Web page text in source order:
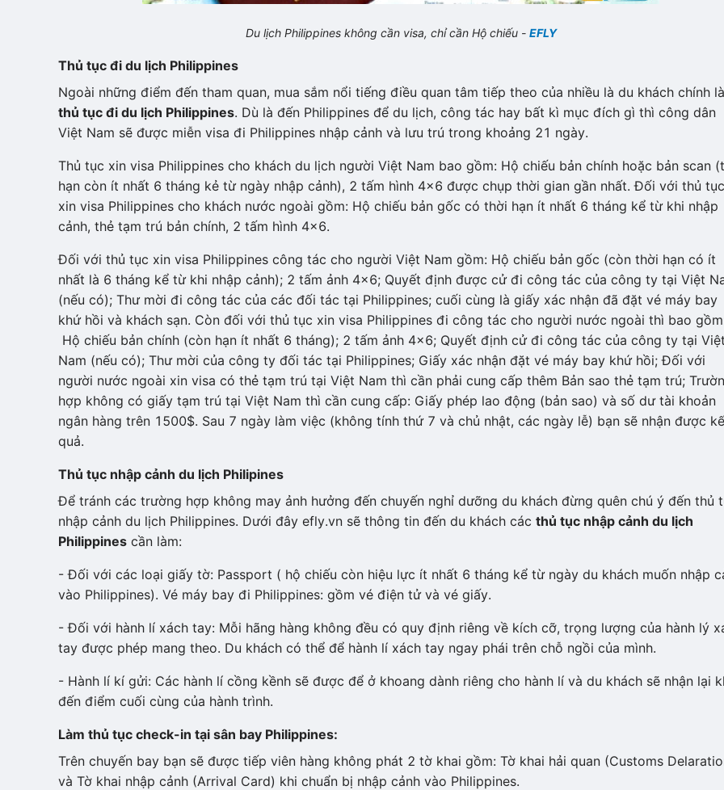
Du lịch Philippines không cần visa, chỉ cần Hộ chiếu - EFLY
Thủ tục đi du lịch Philippines
Ngoài những điểm đến tham quan, mua sắm nổi tiếng điều quan tâm tiếp theo của nhiều là du khách chính là
thủ tục đi du lịch Philippines. Dù là đến Philippines để du lịch, công tác hay bất kì mục đích gì thì công dân
Việt Nam sẽ được miễn visa đi Philippines nhập cảnh và lưu trú trong khoảng 21 ngày.
Thủ tục xin visa Philippines cho khách du lịch người Việt Nam bao gồm: Hộ chiếu bản chính hoặc bản scan
hạn còn ít nhất 6 tháng kẻ từ ngày nhập cảnh), 2 tấm hình 4x6 được chụp thời gian gần nhất. Đối với thủ tục
xin visa Philippines cho khách nước ngoài gồm: Hộ chiếu bản gốc có thời hạn ít nhất 6 tháng kể từ khi nhập
cảnh, thẻ tạm trú bản chính, 2 tấm hình 4x6.
Đối với thủ tục xin visa Philippines công tác cho người Việt Nam gồm: Hộ chiếu bản gốc (còn thời hạn có ít
nhất là 6 tháng kể từ khi nhập cảnh); 2 tấm ảnh 4×6; Quyết định được cử đi công tác của công ty tại Việt
(nếu có); Thư mời đi công tác của các đối tác tại Philippines; cuối cùng là giấy xác nhận đã đặt vé máy bay
khứ hồi và khách sạn. Còn đối với thủ tục xin visa Philippines đi công tác cho người nước ngoài thì bao
Hộ chiếu bản chính (còn hạn ít nhất 6 tháng); 2 tấm ảnh 4×6; Quyết định cử đi công tác của công ty tại Việt
Nam (nếu có); Thư mời của công ty đối tác tại Philippines; Giấy xác nhận đặt vé máy bay khứ hồi; Đối với
người nước ngoài xin visa có thẻ tạm trú tại Việt Nam thì cần phải cung cấp thêm Bản sao thẻ tạm trú;
hợp không có giấy tạm trú tại Việt Nam thì cần cung cấp: Giấy phép lao động (bản sao) và số dư tài khoản
ngân hàng trên 1500$. Sau 7 ngày làm việc (không tính thứ 7 và chủ nhật, các ngày lễ) bạn sẽ nhận được
quả.
Thủ tục nhập cảnh du lịch Philipines
Để tránh các trường hợp không may ảnh hưởng đến chuyến nghỉ dưỡng du khách đừng quên chú ý đến thủ
nhập cảnh du lịch Philippines. Dưới đây efly.vn sẽ thông tin đến du khách các thủ tục nhập cảnh du lịch
Philippines cần làm:
- Đối với các loại giấy tờ: Passport ( hộ chiếu còn hiệu lực ít nhất 6 tháng kể từ ngày du khách muốn nhập
vào Philippines). Vé máy bay đi Philippines: gồm vé điện tử và vé giấy.
- Đối với hành lí xách tay: Mỗi hãng hàng không đều có quy định riêng về kích cỡ, trọng lượng của hành lý
tay được phép mang theo. Du khách có thể để hành lí xách tay ngay phái trên chỗ ngồi của mình.
- Hành lí kí gửi: Các hành lí cồng kềnh sẽ được để ở khoang dành riêng cho hành lí và du khách sẽ nhận lại
đến điểm cuối cùng của hành trình.
Làm thủ tục check-in tại sân bay Philippines:
Trên chuyến bay bạn sẽ được tiếp viên hàng không phát 2 tờ khai gồm: Tờ khai hải quan (Customs
và Tờ khai nhập cảnh (Arrival Card) khi chuẩn bị nhập cảnh vào Philippines.